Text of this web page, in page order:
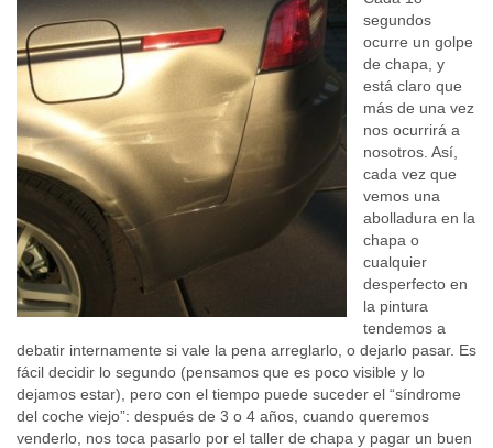
segundos
ocurre un golpe
de chapa, y
está claro que
más de una vez
nos ocurrirá a
nosotros. Así,
cada vez que
vemos una
abolladura en la
chapa o
cualquier
desperfecto en
la pintura
tendemos a
debatir internamente si vale la pena arreglarlo, o dejarlo pasar. Es
fácil decidir lo segundo (pensamos que es poco visible y lo
dejamos estar), pero con el tiempo puede suceder el “síndrome
del coche viejo”: después de 3 o 4 años, cuando queremos
venderlo, nos toca pasarlo por el taller de chapa y pagar un buen